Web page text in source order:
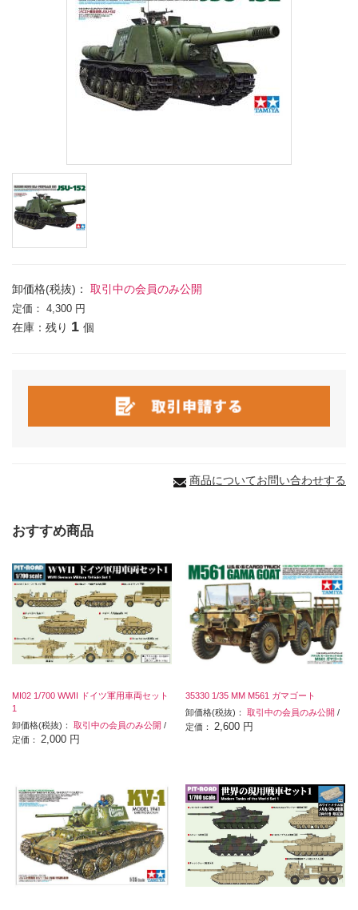
卸価格(税抜)： 取引中の会員のみ公開
定価： 4,300 円
在庫：残り 1 個
商品についてお問い合わせする
おすすめ商品
MI02 1/700 WWII ドイツ軍用車両セット
1
卸価格(税抜)： 取引中の会員のみ公開 /
定価： 2,000 円
35330 1/35 MM M561 ガマゴート
卸価格(税抜)：取引中の会員のみ公開 /
定価： 2,600 円